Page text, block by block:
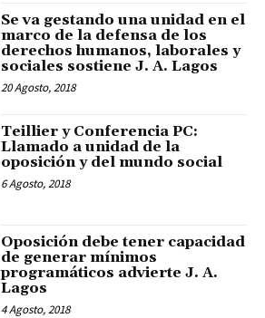
Se va gestando una unidad en el
marco de la defensa de los
derechos humanos, laborales y
sociales sostiene J. A. Lagos
20 Agosto, 2018
Teillier y Conferencia PC:
Llamado a unidad de la
oposición y del mundo social
6 Agosto, 2018
Oposición debe tener capacidad
de generar mínimos
programáticos advierte J. A.
Lagos
4 Agosto, 2018